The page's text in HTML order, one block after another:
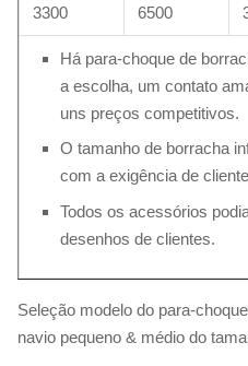
3300 6500
Há para-choque de
a escolha, um contato
uns preços competitivos.
O tamanho de borracha
com a exigência de
Todos os acessórios
desenhos de clientes.
Seleção modelo do para-
navio pequeno & médio do